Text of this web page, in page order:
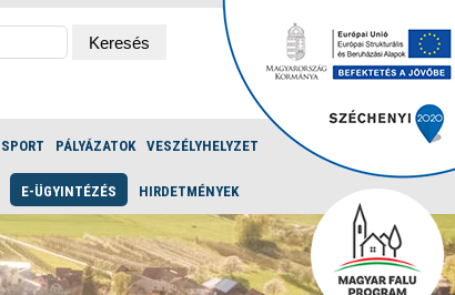
SPORT PÁLYÁZATOK VESZÉLYHELYZET
E-ÜGYINTÉZÉS HIRDETMÉNYEK